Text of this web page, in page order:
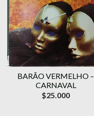
BARÃO VERMELHO –
CARNAVAL
$25.000